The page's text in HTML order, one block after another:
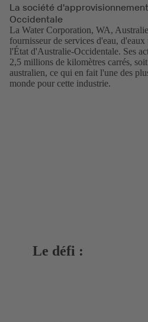
La société
Occidentale
La Water Corporation, WA,
fournisseur de services d'eau,
l'État d'Australie-Occidentale. Ses
2,5 millions de kilomètres carrés,
australien, ce qui en fait l'une des
monde pour cette industrie.
Le défi :